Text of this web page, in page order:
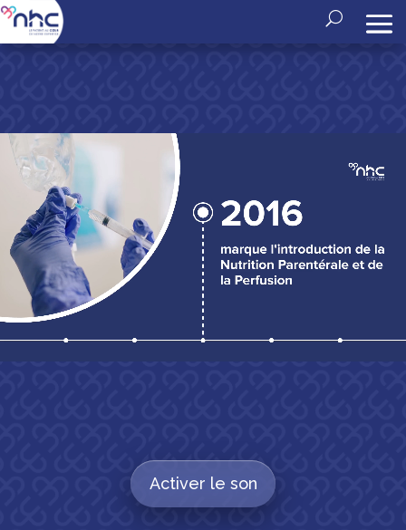
Activer le son